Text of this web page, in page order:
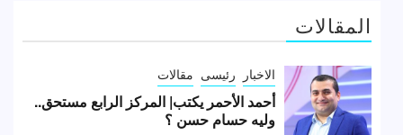
المقالات
الاخبار رئيسى مقالات
أحمد الأحمر يكتب| المركز الرابع مستحق..
وليه حسام حسن ؟